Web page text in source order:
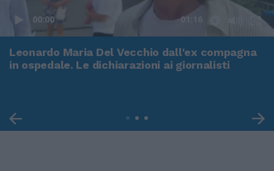
00:00 01:16
Leonardo Maria Del Vecchio dall'ex compagna
in ospedale. Le dichiarazioni ai giornalisti